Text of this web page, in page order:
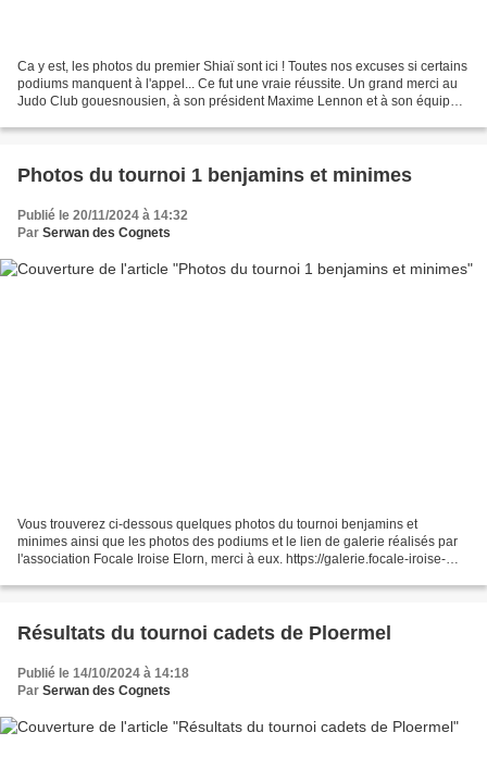
Ca y est, les photos du premier Shiaï sont ici ! Toutes nos excuses si certains
podiums manquent à l'appel... Ce fut une vraie réussite. Un grand merci au
Judo Club gouesnousien, à son président Maxime Lennon et à son équipe
Photos du tournoi 1 benjamins et minimes
Publié le 20/11/2024 à 14:32
Par Serwan des Cognets
Vous trouverez ci-dessous quelques photos du tournoi benjamins et
minimes ainsi que les photos des podiums et le lien de galerie réalisés par
l'association Focale Iroise Elorn, merci à eux. https://galerie.focale-iroise-
Résultats du tournoi cadets de Ploermel
Publié le 14/10/2024 à 14:18
Par Serwan des Cognets